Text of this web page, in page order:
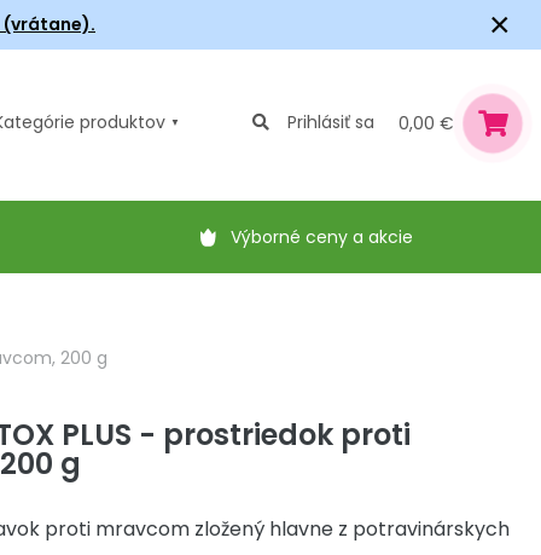
(vrátane). ×
produktov Prihlásiť sa 0,00 €
Výborné ceny a akcie
200 g
PLUS - prostriedok proti
g
proti mravcom zložený hlavne z potravinárskych